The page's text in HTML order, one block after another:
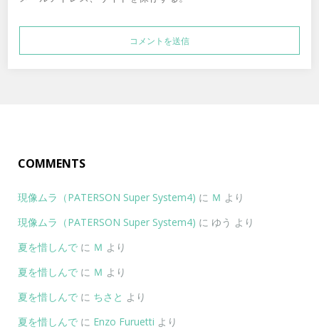
COMMENTS
現像ムラ（PATERSON Super System4) に Ｍ より
現像ムラ（PATERSON Super System4) に ゆう より
夏を惜しんで に Ｍ より
夏を惜しんで に Ｍ より
夏を惜しんで に ちさと より
夏を惜しんで に Enzo Furuetti より